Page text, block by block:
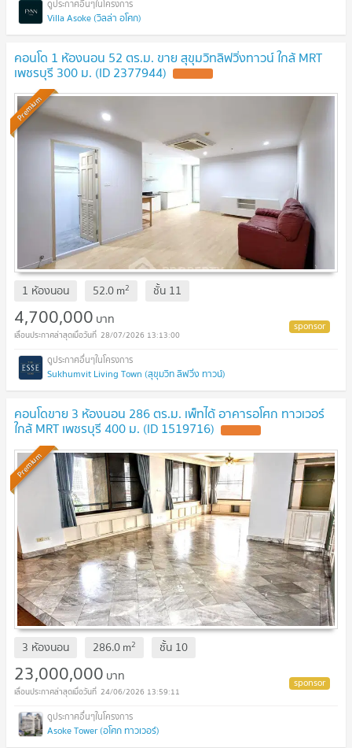
Villa Asoke (วิลล่า อโศก)
คอนโด 1 ห้องนอน 52 ตร.ม. ขาย สุขุมวิทลิฟวิ่งทาวน์ ใกล้ MRT
เพชรบุรี 300 ม. (ID 2377944)
Premium
1 ห้องนอน 52.0m2 ชั้น 11
4,700,000 บาท
28/07/2026 13:13:00
Sukhumvit Living Town (สุขุมวิท ลิฟวิ่ง ทาวน์)
คอนโดขาย 3 ห้องนอน 286 ตร.ม. เพ็ทได้ อาคารอโศก ทาวเวอร์
ใกล้ MRT เพชรบุรี 400 ม. (ID 1519716)
Premium
3 ห้องนอน 286.0m2 ชั้น 10
23,000,000 บาท
24/06/2026 13:59:11
Asoke Tower (อโศก ทาวเวอร์)